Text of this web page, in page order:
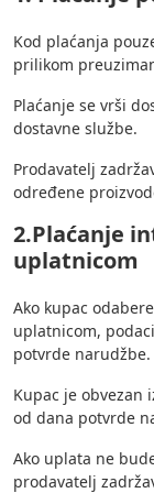
Kod plaćanja
prilikom
Plaćanje se vrši
dostavne službe.
Prodavatelj
određene
2.Plaćanje
uplatnicom
Ako kupac
uplatnicom,
potvrde narudžbe.
Kupac je
od dana potvrde
Ako uplata ne
prodavatelj